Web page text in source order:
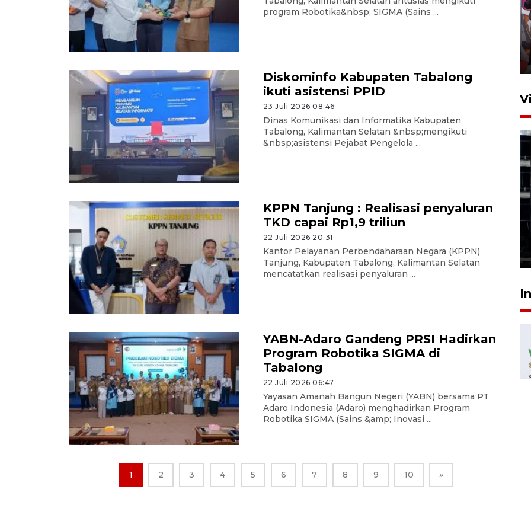
program Robotika&nbsp; SIGMA (Sains ...
Diskominfo Kabupaten Tabalong
ikuti asistensi PPID
23 Juli 2026 08:46
Dinas Komunikasi dan Informatika Kabupaten
Tabalong, Kalimantan Selatan &nbsp;mengikuti
&nbsp;asistensi Pejabat Pengelola ...
KPPN Tanjung : Realisasi penyaluran
TKD capai Rp1,9 triliun
22 Juli 2026 20:31
Kantor Pelayanan Perbendaharaan Negara (KPPN)
Tanjung, Kabupaten Tabalong, Kalimantan Selatan
mencatatkan realisasi penyaluran ...
YABN-Adaro Gandeng PRSI Hadirkan
Program Robotika SIGMA di
Tabalong
22 Juli 2026 06:47
Yayasan Amanah Bangun Negeri (YABN) bersama PT
Adaro Indonesia (Adaro) menghadirkan Program
Robotika SIGMA (Sains &amp; Inovasi ...
1 2 3 4 5 6 7 8 9 10 »
Ketua DPRD Syahrial hadiri
Anak Putus Sekolah Lewat
Pendidikan Kesetaraan
Bagian 1
30 Juli 2026 17:51